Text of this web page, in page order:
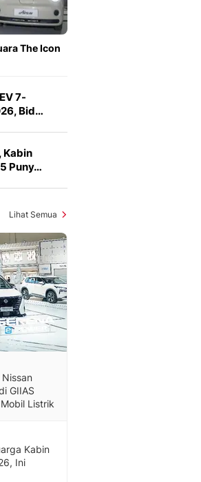
The Icon
7-
Bid…
Kabin
Puny…
Lihat Semua
GIIAS
Listrik
Kabin
Ini